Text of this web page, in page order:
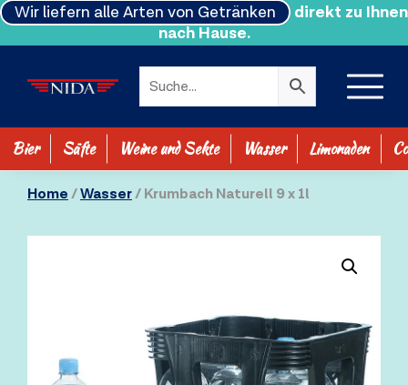
Wir liefern alle Arten von Getränken
direkt zu Ihnen
nach Hause.
SHOP ALLE
Bier Säfte Weine und Sekte Wasser Limonaden
Home/Wasser/ Krumbach Naturell 9 x 1l